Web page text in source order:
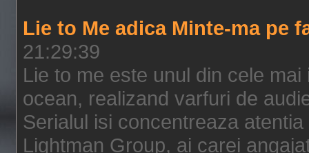
Lie to Me adica Minte-ma pe
21:29:39
Lie to me este unul din cele
ocean, realizand varfuri de
Serialul isi concentreaza
Lightman Group, ai carei